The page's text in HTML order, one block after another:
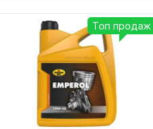
Топ продаж